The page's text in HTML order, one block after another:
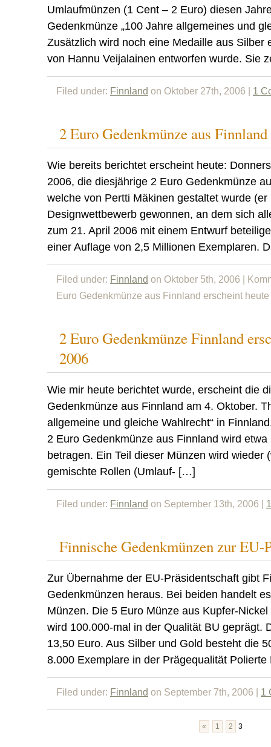
Umlaufmünzen (1 Cent – 2 Euro) diesen
Gedenkmünze „100 Jahre allgemeines und
Zusätzlich wird noch eine Medaille aus Silber
von Hannu Veijalainen entworfen wurde. Sie
Filed under: Finnland on Oktober 27th, 2006 | 1
2 Euro Gedenkmünze aus
Wie bereits berichtet erscheint heute:
2006, die diesjährige 2 Euro Gedenkmünze
welche von Pertti Mäkinen gestaltet wurde (er
Designwettbewerb gewonnen, an dem sich
zum 21. April 2006 mit einem Entwurf
einer Auflage von 2,5 Millionen Exemplaren.
Filed under: Finnland on Oktober 5th, 2006 |
Euro Gedenkmünze aus Finnland erscheint heute
2 Euro Gedenkmünze Finnland
2006
Wie mir heute berichtet wurde, erscheint die
Gedenkmünze aus Finnland am 4. Oktober.
allgemeine und gleiche Wahlrecht“ in
2 Euro Gedenkmünze aus Finnland wird
betragen. Ein Teil dieser Münzen wird wieder
gemischte Rollen (Umlauf- […]
Filed under: Finnland on September 13th, 2006 |
Finnische Gedenkmünzen zur EU-
Zur Übernahme der EU-Präsidentschaft gibt
Gedenkmünzen heraus. Bei beiden handelt
Münzen. Die 5 Euro Münze aus Kupfer-
wird 100.000-mal in der Qualität BU geprägt.
13,50 Euro. Aus Silber und Gold besteht die
8.000 Exemplare in der Prägequalität
Filed under: Finnland on September 7th, 2006 | 1
« 1 2 3